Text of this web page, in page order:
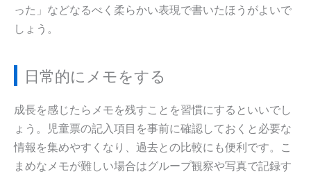
った」などなるべく柔らかい表現で書いたほうがよいで
しょう。
日常的にメモをする
成長を感じたらメモを残すことを習慣にするといいでし
ょう。児童票の記入項目を事前に確認しておくと必要な
情報を集めやすくなり、過去との比較にも便利です。こ
まめなメモが難しい場合はグループ観察や写真で記録す